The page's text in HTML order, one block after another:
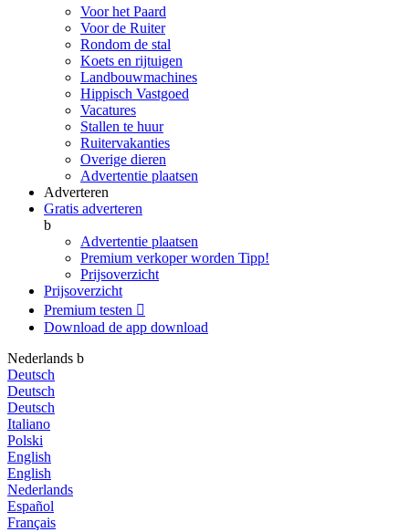
Voor het Paard
Voor de Ruiter
Rondom de stal
Koets en rijtuigen
Landbouwmachines
Hippisch Vastgoed
Vacatures
Stallen te huur
Ruitervakanties
Overige dieren
Advertentie plaatsen
Adverteren
Gratis adverteren
b
Advertentie plaatsen
Premium verkoper worden Tipp!
Prijsoverzicht
Prijsoverzicht
Premium testen 
Download de app download
Nederlands b
Deutsch
Deutsch
Deutsch
Italiano
Polski
English
English
Nederlands
Español
Français